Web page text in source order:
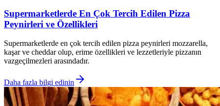
Supermarketlerde En Çok Tercih Edilen Pizza
Peynirleri ve Özellikleri
Supermarketlerde en çok tercih edilen pizza peynirleri mozzarella,
kaşar ve cheddar olup, erime özellikleri ve lezzetleriyle pizzanın
vazgeçilmezleri arasındadır.
Daha fazla bilgi edinin